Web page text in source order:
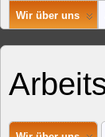
Wir über uns